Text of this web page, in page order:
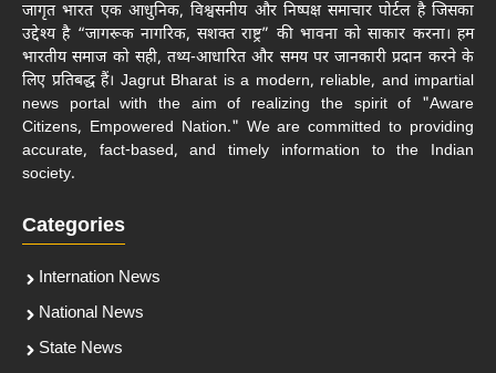
जागृत भारत एक आधुनिक, विश्वसनीय और निष्पक्ष समाचार पोर्टल है जिसका
उद्देश्य है “जागरूक नागरिक, सशक्त राष्ट्र” की भावना को साकार करना। हम
भारतीय समाज को सही, तथ्य-आधारित और समय पर जानकारी प्रदान करने के
लिए प्रतिबद्ध हैं। Jagrut Bharat is a modern, reliable, and impartial
news portal with the aim of realizing the spirit of "Aware
Citizens, Empowered Nation." We are committed to providing
accurate, fact-based, and timely information to the Indian
society.
Categories
Internation News
National News
State News